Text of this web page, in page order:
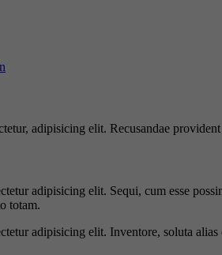
adipisicing elit. Recusandae
adipisicing elit. Sequi, cum esse
totam.
adipisicing elit. Inventore, soluta